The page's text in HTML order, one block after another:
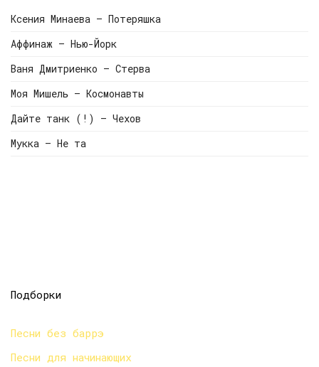
Ксения Минаева — Потеряшка
Аффинаж — Нью-Йорк
Ваня Дмитриенко — Стерва
Моя Мишель — Космонавты
Дайте танк (!) — Чехов
Мукка — Не та
Подборки
Песни без баррэ
Песни для начинающих